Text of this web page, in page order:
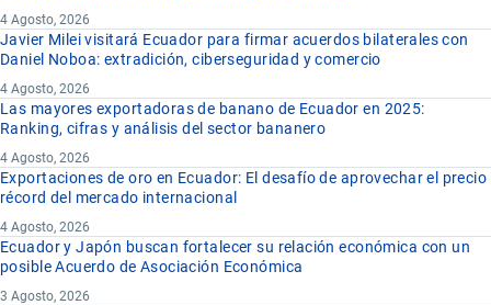
4 Agosto, 2026
Javier Milei visitará Ecuador para firmar acuerdos bilaterales con
Daniel Noboa: extradición, ciberseguridad y comercio
4 Agosto, 2026
Las mayores exportadoras de banano de Ecuador en 2025:
Ranking, cifras y análisis del sector bananero
4 Agosto, 2026
Exportaciones de oro en Ecuador: El desafío de aprovechar el precio
récord del mercado internacional
4 Agosto, 2026
Ecuador y Japón buscan fortalecer su relación económica con un
posible Acuerdo de Asociación Económica
3 Agosto, 2026